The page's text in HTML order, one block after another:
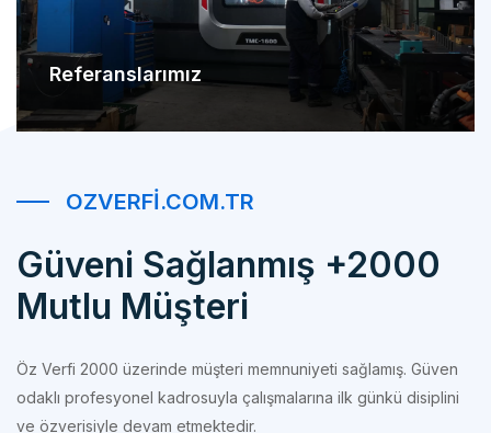
Referanslarımız
Güveni Sağlanmış +2000
Mutlu Müşteri
Öz Verfi 2000 üzerinde müşteri memnuniyeti sağlamış. Güven
ve özverisiyle devam etmektedir.